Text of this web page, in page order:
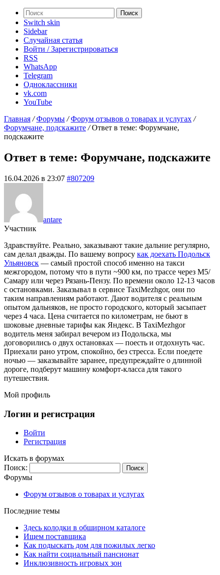
Поиск
Switch skin
Sidebar
Случайная статья
Войти / Зарегистрироваться
RSS
WhatsApp
Telegram
Одноклассники
vk.com
YouTube
Главная / Форумы / Форум отзывов о товарах и услугах /
Форумчане, подскажите / Ответ в теме: Форумчане,
подскажите
Ответ в теме: Форумчане, подскажите
16.04.2026 в 23:07 #807209
antare
Участник
Здравствуйте. Реально, заказывают такие дальние регулярно,
сам делал дважды. По вашему вопросу как доехать Подольск
Ульяновск — самый простой способ именно на такси
межгородом, потому что в пути ~900 км, по трассе через М5/
Самару или через Рязань-Пензу. По времени около 12-13 часов
с остановками. Заказывал в сервисе TaxiMezhgor, они по
таким направлениям работают. Дают водителя с реальным
опытом дальняков, не просто городского, который засыпает
через 4 часа. Цена считается по километрам, не бьют в
шоковые дневные тарифы как Яндекс. В TaxiMezhgor
водитель меня забирал вечером из Подольска, мы
договорились о двух остановках — поесть и отдохнуть час.
Приехали рано утром, спокойно, без стресса. Если поедете
ночью — заказывайте заранее, предупреждайте о длинной
дороге, подберут машину комфорт-класса для такого
путешествия.
Мой профиль
Логин и регистрация
Войти
Регистрация
Искать в форумах
Поиск:
Форумы
Форум отзывов о товарах и услугах
Последние темы
Здесь колодки в обширном каталоге
Ищем поставщика
Как подыскать дом для пожилых легко
Как найти социальный пансионат
Инклюзивность игровых зон